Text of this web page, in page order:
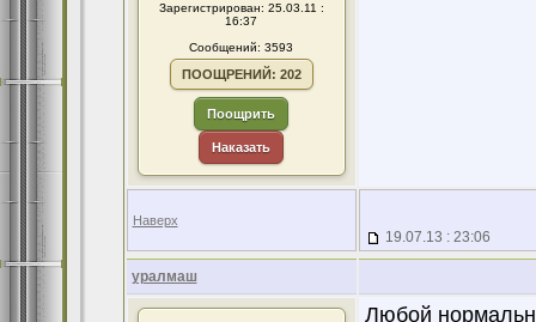
Зарегистрирован: 25.03.11 :
16:37
Сообщений: 3593
ПООЩРЕНИЙ: 202
Поощрить
Наказать
Наверх
19.07.13 : 23:06
уралмаш
Любой